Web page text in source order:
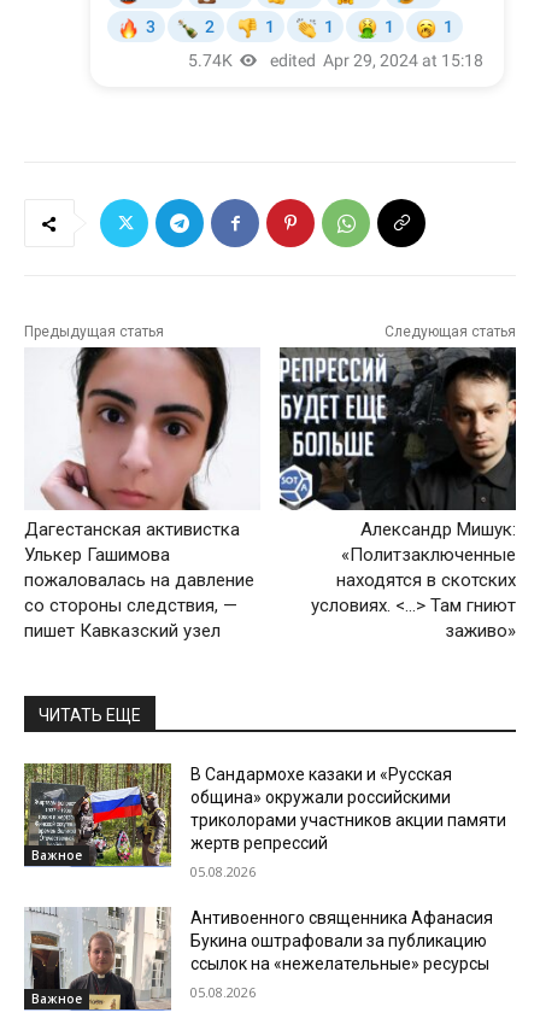
Предыдущая статья
Дагестанская активистка
Улькер Гашимова
пожаловалась на давление
со стороны следствия, —
пишет Кавказский узел
Следующая статья
Александр Мишук:
«Политзаключенные
находятся в скотских
условиях. <…> Там гниют
заживо»
ЧИТАТЬ ЕЩЕ
Важное
В Сандармохе казаки и «Русская
община» окружали российскими
триколорами участников акции памяти
жертв репрессий
05.08.2026
Важное
Антивоенного священника Афанасия
Букина оштрафовали за публикацию
ссылок на «нежелательные» ресурсы
05.08.2026